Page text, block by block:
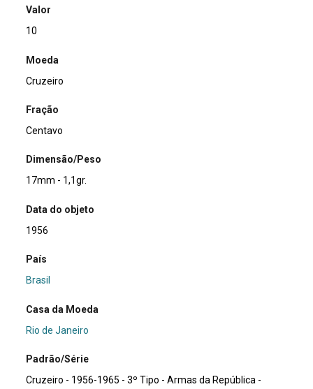
Valor
10
Moeda
Cruzeiro
Fração
Centavo
Dimensão/Peso
17mm - 1,1gr.
Data do objeto
1956
País
Brasil
Casa da Moeda
Rio de Janeiro
Padrão/Série
Cruzeiro - 1956-1965 - 3º Tipo - Armas da República -